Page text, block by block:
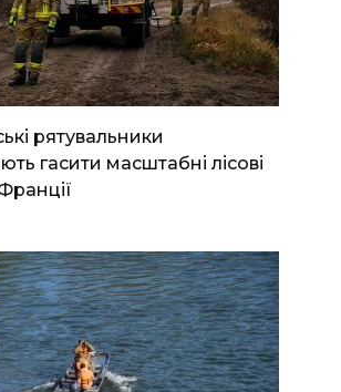
рятувальники
гасити масштабні лісові